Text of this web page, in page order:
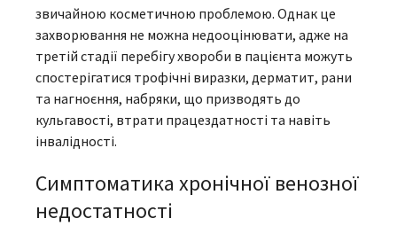
звичайною косметичною проблемою. Однак це
захворювання не можна недооцінювати, адже на
третій стадії перебігу хвороби в пацієнта можуть
спостерігатися трофічні виразки, дерматит, рани
та нагноєння, набряки, що призводять до
кульгавості, втрати працездатності та навіть
інвалідності.
Симптоматика хронічної венозної
недостатності